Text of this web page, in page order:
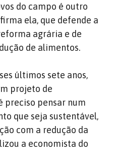
do campo é outro
ela, que defende a
agrária e de
de alimentos.
últimos sete anos,
projeto de
preciso pensar num
que seja sustentável,
com a redução da
a economista do